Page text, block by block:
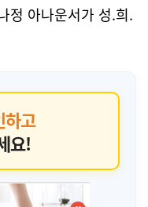
정 아나운서가 성.희.
하고
요!